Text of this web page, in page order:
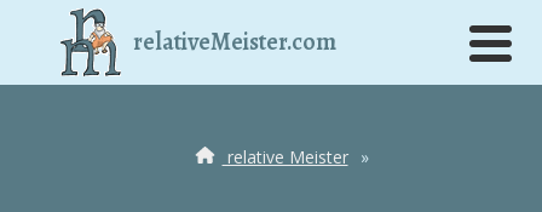
relativeMeister.com
relative Meister »